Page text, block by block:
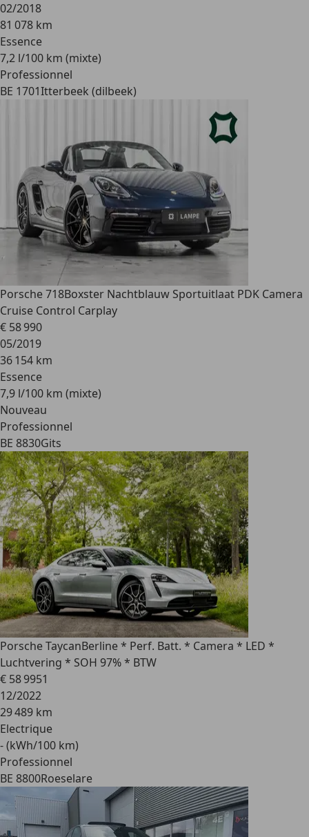
02/2018
81 078 km
Essence
7,2 l/100 km (mixte)
Professionnel
BE 1701Itterbeek (dilbeek)
Porsche 718Boxster Nachtblauw Sportuitlaat PDK Camera
Cruise Control Carplay
€ 58 990
05/2019
36 154 km
Essence
7,9 l/100 km (mixte)
Nouveau
Professionnel
BE 8830Gits
Porsche TaycanBerline * Perf. Batt. * Camera * LED *
Luchtvering * SOH 97% * BTW
€ 58 9951
12/2022
29 489 km
Electrique
- (kWh/100 km)
Professionnel
BE 8800Roeselare